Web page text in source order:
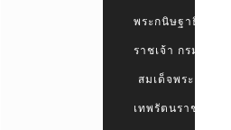
พระกนิษฐาธิ
ราชเจ้า กรม
สมเด็จพระ
เทพรัตนราช